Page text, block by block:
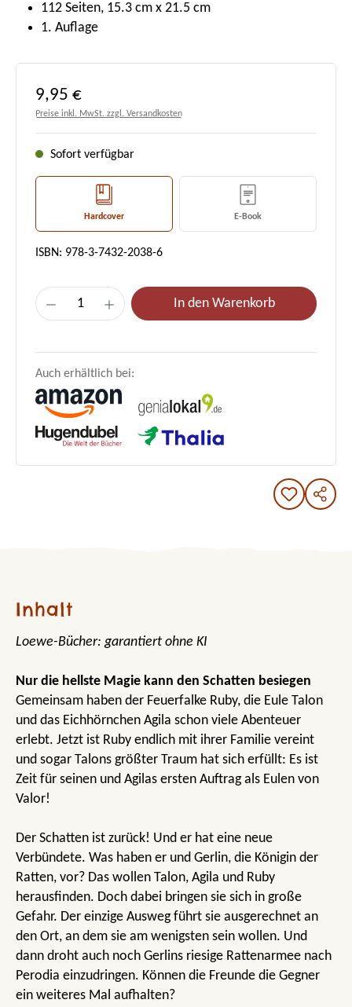
112 Seiten, 15.3 cm x 21.5 cm
1. Auflage
Regulärer Preis:
9,95 €
Preise inkl. MwSt. zzgl. Versandkosten
Sofort verfügbar
Hardcover E-Book
ISBN: 978-3-7432-2038-6
Produkt Anzahl: Gib den gewünschten
In den Warenkorb
Auch erhältlich bei:
Inhalt
Loewe-Bücher: garantiert ohne KI
Nur die hellste Magie kann den Schatten besiegen
Gemeinsam haben der Feuerfalke Ruby, die Eule Talon
und das Eichhörnchen Agila schon viele Abenteuer
erlebt. Jetzt ist Ruby endlich mit ihrer Familie vereint
und sogar Talons größter Traum hat sich erfüllt: Es ist
Zeit für seinen und Agilas ersten Auftrag als Eulen von
Valor!
Der Schatten ist zurück! Und er hat eine neue
Verbündete. Was haben er und Gerlin, die Königin der
Ratten, vor? Das wollen Talon, Agila und Ruby
herausfinden. Doch dabei bringen sie sich in große
Gefahr. Der einzige Ausweg führt sie ausgerechnet an
den Ort, an dem sie am wenigsten sein wollen. Und
dann droht auch noch Gerlins riesige Rattenarmee nach
Perodia einzudringen. Können die Freunde die Gegner
ein weiteres Mal aufhalten?